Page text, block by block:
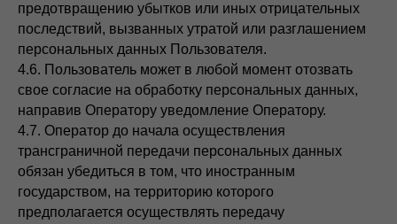
предотвращению убытков или иных отрицательных
последствий, вызванных утратой или разглашением
персональных данных Пользователя.
4.6. Пользователь может в любой момент отозвать
свое согласие на обработку персональных данных,
направив Оператору уведомление Оператору.
4.7. Оператор до начала осуществления
трансграничной передачи персональных данных
обязан убедиться в том, что иностранным
государством, на территорию которого
предполагается осуществлять передачу